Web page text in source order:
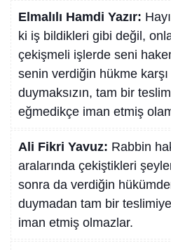
Elmalılı Hamdi Yazır:
ki iş bildikleri gibi değil,
çekişmeli işlerde seni
senin verdiğin hükme karşı
duymaksızın, tam bir
eğmedikçe iman etmiş
Ali Fikri Yavuz: Rabbin
aralarında çekiştikleri
sonra da verdiğin
duymadan tam bir
iman etmiş olmazlar.